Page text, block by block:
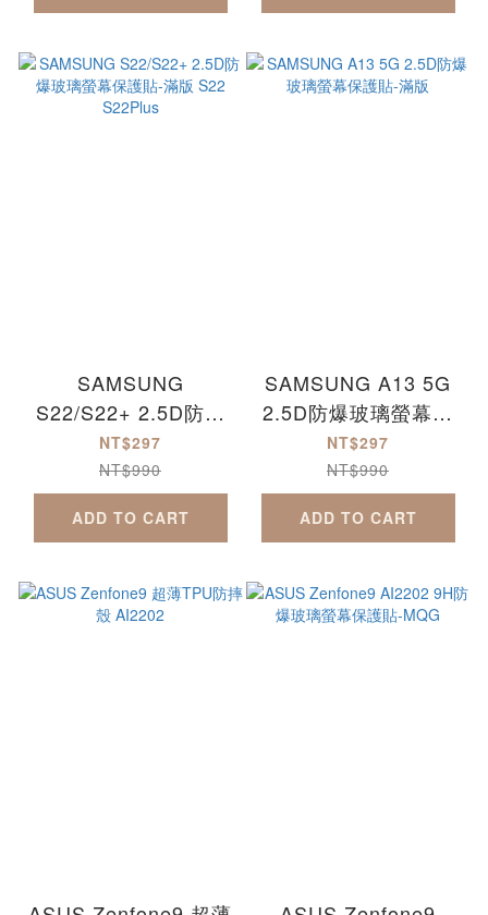
SAMSUNG
S22/S22+ 2.5D防爆
玻璃螢幕保護貼-滿版
S22 S22Plus
NT$297
NT$990
ADD TO CART
SAMSUNG A13 5G
2.5D防爆玻璃螢幕保
護貼-滿版
NT$297
NT$990
ADD TO CART